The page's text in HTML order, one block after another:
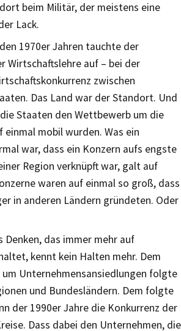
beim Militär, der meistens eine
Lack.
1970er Jahren tauchte der
Wirtschaftslehre auf – bei der
zwischen
Das Land war der Standort. Und
Staaten den Wettbewerb um die
einmal mobil wurden. Was ein
war, dass ein Konzern aufs engste
Region verknüpft war, galt auf
waren auf einmal so groß, dass
in anderen Ländern gründeten. Oder
Denken, das immer mehr auf
kennt kein Halten mehr. Dem
um Unternehmensansiedlungen folgte
und Bundesländern. Dem folgte
der 1990er Jahre die Konkurrenz der
Dass dabei den Unternehmen, die